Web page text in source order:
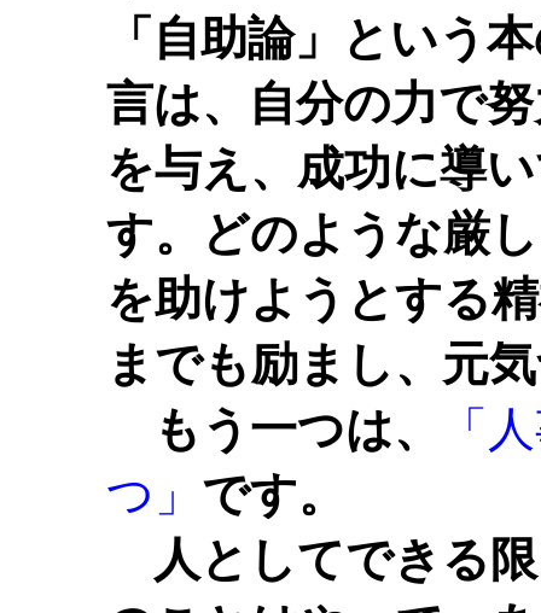
「自助論」という
言は、自分の力で
を与え、成功に導
す。どのような厳
を助けようとする
までも励まし、元
もう一つは、
「
つ」 です。
人としてできる